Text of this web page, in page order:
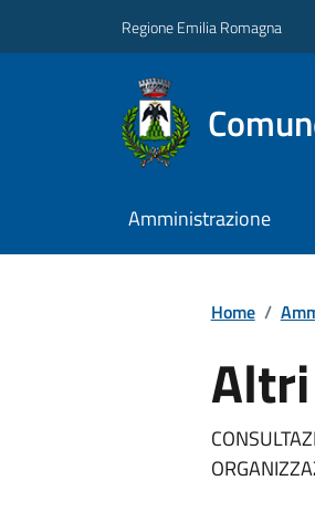
Regione Emilia Romagna
Amministrazione
Home /